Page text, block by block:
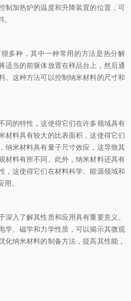
制加热炉的温度和升降装置的位置，可
种，其中一种常用的方法是热分解
适当的前驱体放置在样品台上，然后通
。这种方法可以控制纳米材料的尺寸和
的特性，这使得它们在许多领域具有
材料具有较大的比表面积，这使得它们
纳米材料具有量子尺寸效应，这导致其
材料有所不同。此外，纳米材料还具有
，这使得它们在材料科学、能源领域和
。
入了解其性质和应用具有重要意义。
学、磁学和力学性质，可以揭示其微观
化纳米材料的制备方法，提高其性能，